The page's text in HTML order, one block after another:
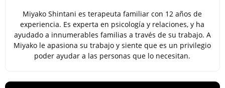
Miyako Shintani es terapeuta familiar con 12 años de
experiencia. Es experta en psicología y relaciones, y ha
ayudado a innumerables familias a través de su trabajo. A
Miyako le apasiona su trabajo y siente que es un privilegio
poder ayudar a las personas que lo necesitan.